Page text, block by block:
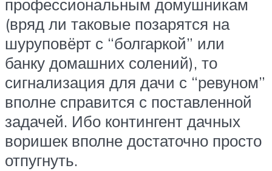
профессиональным домушникам
(вряд ли таковые позарятся на
шуруповёрт с “болгаркой” или
банку домашних солений), то
сигнализация для дачи с “ревуном”
вполне справится с поставленной
задачей. Ибо контингент дачных
воришек вполне достаточно просто
отпугнуть.